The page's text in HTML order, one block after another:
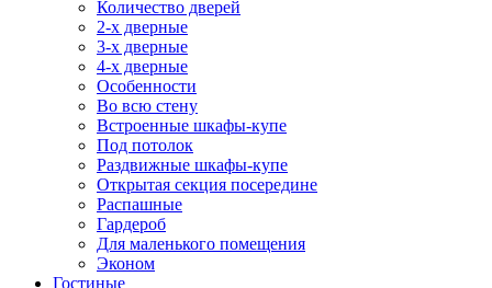
Количество дверей
2-х дверные
3-х дверные
4-х дверные
Особенности
Во всю стену
Встроенные шкафы-купе
Под потолок
Раздвижные шкафы-купе
Открытая секция посередине
Распашные
Гардероб
Для маленького помещения
Эконом
Гостиные